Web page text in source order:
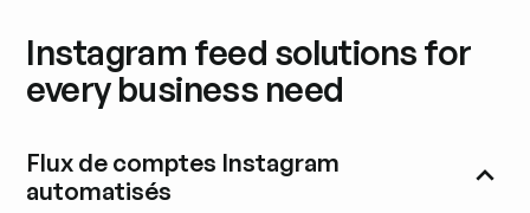
Instagram feed solutions for
every business need
Flux de comptes Instagram
automatisés